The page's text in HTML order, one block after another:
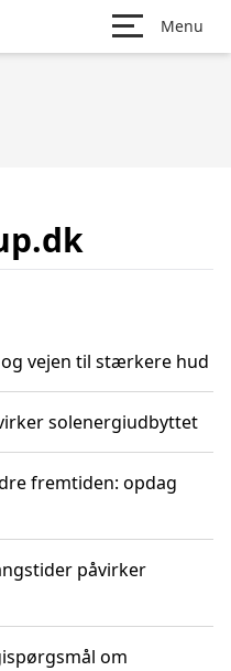
Menu
vejen til stærkere hud
solenergiudbyttet
fremtiden: opdag
påvirker
om